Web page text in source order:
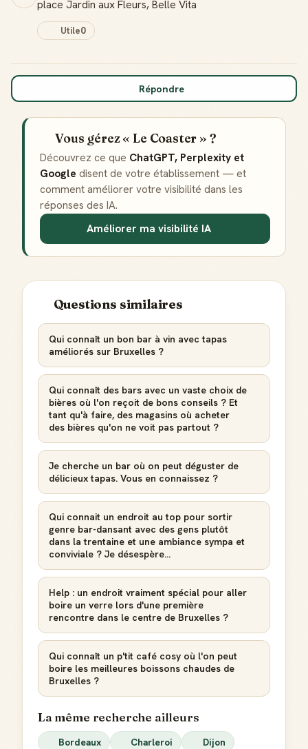
place Jardin aux Fleurs, Belle Vita
Utile0
Répondre
Vous gérez « Le Coaster » ?
Découvrez ce que ChatGPT, Perplexity et
Google disent de votre établissement — et
comment améliorer votre visibilité dans les
réponses des IA.
Améliorer ma visibilité IA
Questions similaires
Qui connaît un bon bar à vin avec tapas
améliorés sur Bruxelles ?
Qui connaît des bars avec un vaste choix de
bières où l'on reçoit de bons conseils ? Et
tant qu'à faire, des magasins où acheter
des bières qu'on ne voit pas partout ?
Je cherche un bar où on peut déguster de
délicieux tapas. Vous en connaissez ?
Qui connait un endroit au top pour sortir
genre bar-dansant avec des gens plutôt
dans la trentaine et une ambiance sympa et
conviviale ? Je désespère...
Help : un endroit vraiment spécial pour aller
boire un verre lors d'une première
rencontre dans le centre de Bruxelles ?
Qui connaît un p'tit café cosy où l'on peut
boire les meilleures boissons chaudes de
Bruxelles ?
La même recherche ailleurs
Bordeaux Charleroi
Dijon
Badge Guide Local
Ton statut affiché sur toutes tes contributions
Gagne des points à chaque contribution utile
Reconnaissance locale
Deviens une référence dans ta ville
Sois notifié quand ton avis aide quelqu'un